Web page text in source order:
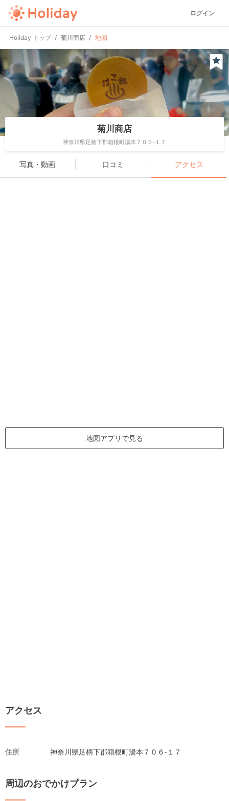
ログイン
Holiday トップ 菊川商店 地図
菊川商店
神奈川県足柄下郡箱根町湯本７０６-１７
写真・動画 口コミ アクセス
地図アプリで見る
アクセス
住所 神奈川県足柄下郡箱根町湯本７０６-１７
周辺のおでかけプラン